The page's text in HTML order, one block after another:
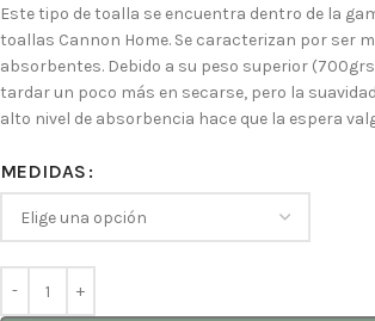
Este tipo de toalla se encuentra dentro de la
toallas Cannon Home. Se caracterizan por ser
absorbentes. Debido a su peso superior
tardar un poco más en secarse, pero la
alto nivel de absorbencia hace que la espera
MEDIDAS